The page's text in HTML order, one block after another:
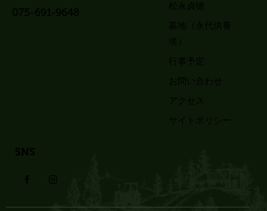
075-691-9648 松永貞徳
墓地（永代供養
塔）
行事予定
お問い合わせ
アクセス
サイトポリシー
SNS